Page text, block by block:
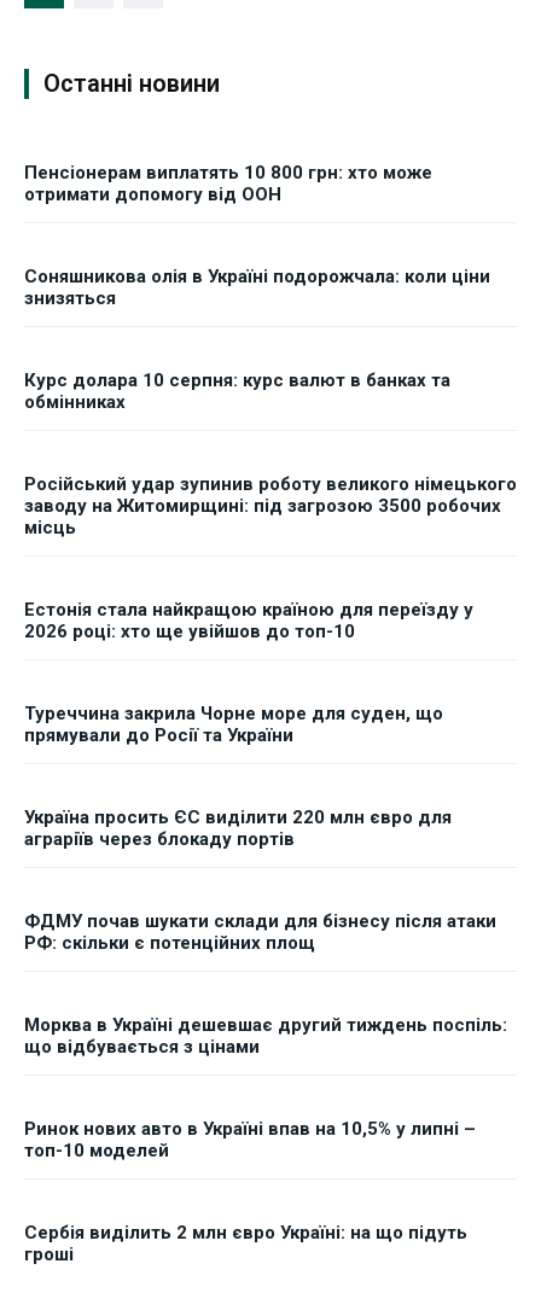
Останні новини
Пенсіонерам виплатять 10 800 грн: хто може
отримати допомогу від ООН
Соняшникова олія в Україні подорожчала: коли ціни
знизяться
Курс долара 10 серпня: курс валют в банках та
обмінниках
Російський удар зупинив роботу великого німецького
заводу на Житомирщині: під загрозою 3500 робочих
місць
Естонія стала найкращою країною для переїзду у
2026 році: хто ще увійшов до топ-10
Туреччина закрила Чорне море для суден, що
прямували до Росії та України
Україна просить ЄС виділити 220 млн євро для
аграріїв через блокаду портів
ФДМУ почав шукати склади для бізнесу після атаки
РФ: скільки є потенційних площ
Морква в Україні дешевшає другий тиждень поспіль:
що відбувається з цінами
Ринок нових авто в Україні впав на 10,5% у липні –
топ-10 моделей
Сербія виділить 2 млн євро Україні: на що підуть
гроші